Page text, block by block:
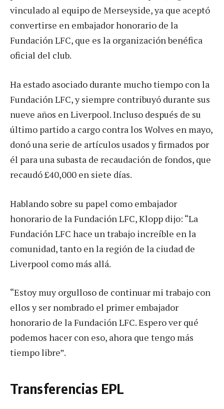
vinculado al equipo de Merseyside, ya que aceptó
convertirse en embajador honorario de la
Fundación LFC, que es la organización benéfica
oficial del club.
Ha estado asociado durante mucho tiempo con la
Fundación LFC, y siempre contribuyó durante sus
nueve años en Liverpool. Incluso después de su
último partido a cargo contra los Wolves en mayo,
donó una serie de artículos usados y firmados por
él para una subasta de recaudación de fondos, que
recaudó £40,000 en siete días.
Hablando sobre su papel como embajador
honorario de la Fundación LFC, Klopp dijo: “La
Fundación LFC hace un trabajo increíble en la
comunidad, tanto en la región de la ciudad de
Liverpool como más allá.
“Estoy muy orgulloso de continuar mi trabajo con
ellos y ser nombrado el primer embajador
honorario de la Fundación LFC. Espero ver qué
podemos hacer con eso, ahora que tengo más
tiempo libre”.
Transferencias EPL